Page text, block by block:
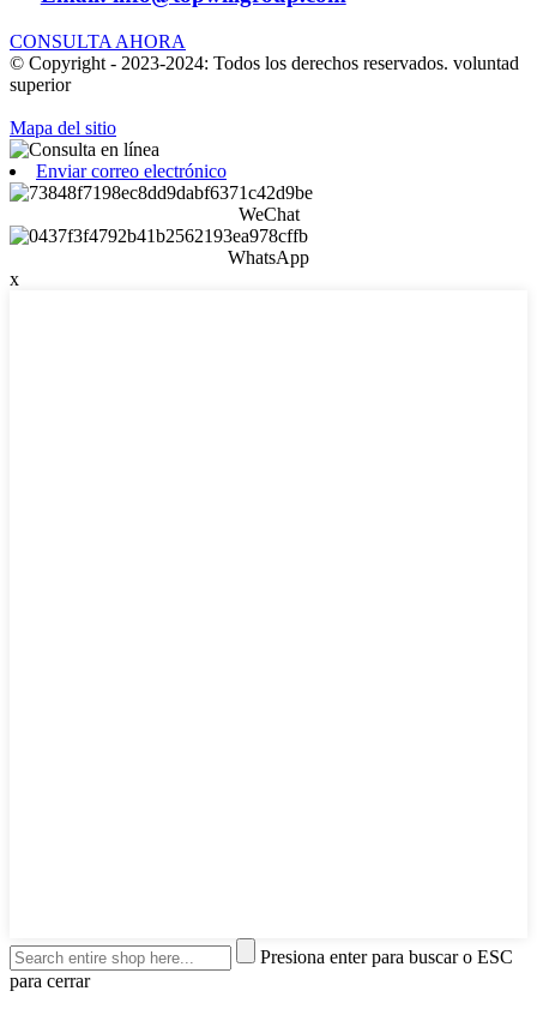
CONSULTA AHORA
© Copyright - 2023-2024: Todos los derechos reservados. voluntad
superior
Mapa del sitio
Enviar correo electrónico
WeChat
WhatsApp
x
Presiona enter para buscar o ESC
para cerrar